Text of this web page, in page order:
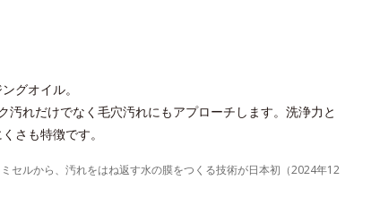
グオイル。
汚れだけでなく毛穴汚れにもアプローチします。洗浄力と
さも特徴です。
セルから、汚れをはね返す水の膜をつくる技術が日本初（2024年12